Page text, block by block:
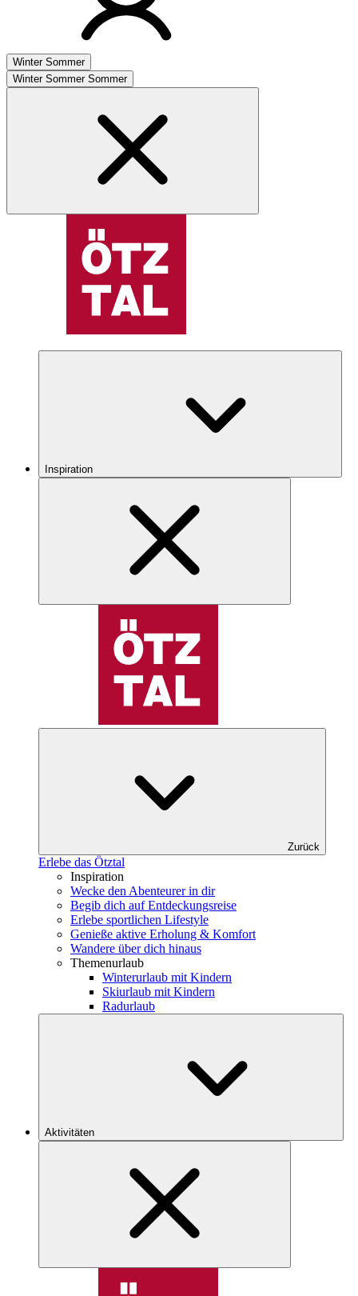
Winter Sommer
Winter Sommer Sommer
Inspiration
Zurück
Erlebe das Ötztal
Inspiration
Wecke den Abenteurer in dir
Begib dich auf Entdeckungsreise
Erlebe sportlichen Lifestyle
Genieße aktive Erholung & Komfort
Wandere über dich hinaus
Themenurlaub
Winterurlaub mit Kindern
Skiurlaub mit Kindern
Radurlaub
Aktivitäten